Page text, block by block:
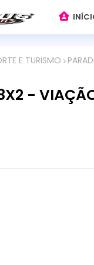
E TURISMO
-